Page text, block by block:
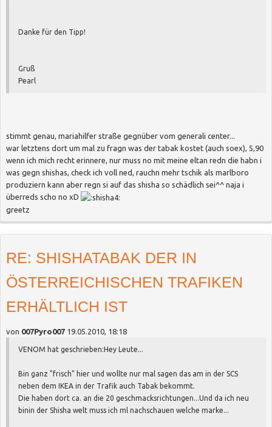
Danke für den Tipp!
Gruß
Pearl
stimmt genau, mariahilfer straße gegnüber vom generali center...
war letztens dort um mal zu fragn was der tabak kostet (auch soex), 5,90
wenn ich mich recht erinnere, nur muss no mit meine eltan redn die habn i
was gegn shishas, check ich voll ned, rauchn mehr tschik als marlboro
produziern kann aber regn si auf das shisha so schädlich sei^^ naja i
überreds scho no xD
greetz
RE: SHISHATABAK DER IN
ÖSTERREICHISCHEN TRAFIKEN
ERHÄLTLICH IST
von 007Pyro007 19.05.2010, 18:18
VENOM hat geschrieben: Hey Leute...
Bin ganz "frisch" hier und wollte nur mal sagen das am in der SCS
neben dem IKEA in der Trafik auch Tabak bekommt.
Die haben dort ca. an die 20 geschmacksrichtungen...Und da ich neu
binin der Shisha welt muss ich ml nachschauen welche marke...